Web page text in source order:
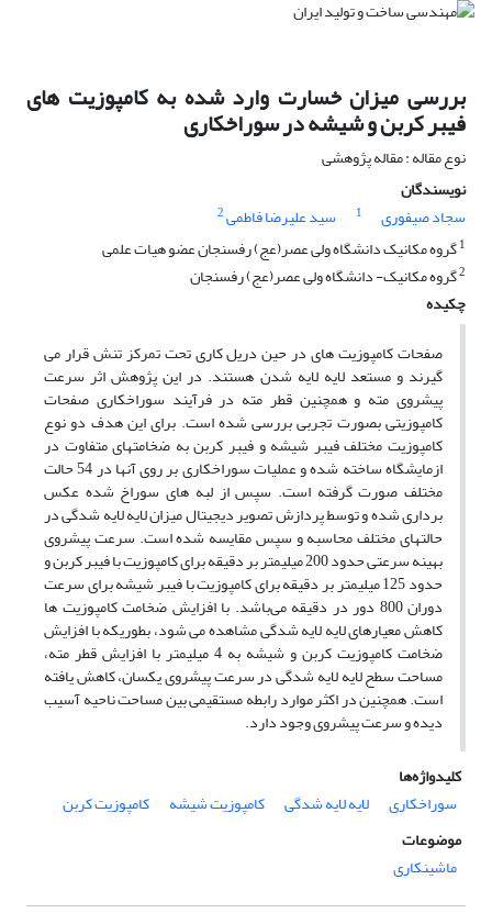
بررسی میزان خسارت وارد شده به کامپوزیت های
فیبر کربن و شیشه در سوراخکاری
نوع مقاله : مقاله پژوهشی
نویسندگان
سجاد صیفوری
1 سید علیرضا فاطمی2
1گروه مکانیک دانشگاه ولی عصر(عج) رفسنجان عضو هیات علمی
2گروه مکانیک- دانشگاه ولی عصر(عج) رفسنجان
چکیده
صفحات کامپوزیت های در حین دریل کاری تحت تمرکز تنش قرار می
گیرند و مستعد لایه لایه شدن هستند. در این پژوهش اثر سرعت
پیشروی مته و همچنین قطر مته در فرآیند سوراخکاری صفحات
کامپوزیتی بصورت تجربی بررسی شده است. برای این هدف دو نوع
کامپوزیت مختلف فیبر شیشه و فیبر کربن به ضخامتهای متفاوت در
ازمایشگاه ساخته شده و عملیات سوراخکاری بر روی آنها در 54 حالت
مختلف صورت گرفته است. سپس از لبه های سوراخ شده عکس
برداری شده و توسط پردازش تصویر دیجیتال میزان لایه لایه شدگی در
حالتهای مختلف محاسبه و سپس مقایسه شده است. سرعت پیشروی
بهینه سرعتی حدود 200 میلیمتر بر دقیقه برای کامپوزیت با فیبر کربن و
حدود 125 میلیمتر بر دقیقه برای کامپوزیت با فیبر شیشه برای سرعت
دوران 800 دور در دقیقه می‌باشد. با افزایش ضخامت کامپوزیت ها
کاهش معیارهای لایه لایه شدگی مشاهده می شود، بطوریکه با افزایش
ضخامت کامپوزیت کربن و شیشه به 4 میلیمتر با افزایش قطر مته،
مساحت سطح لایه لایه شدگی در سرعت پیشروی یکسان، کاهش یافته
است. همچنین در اکثر موارد رابطه مستقیمی بین مساحت ناحیه آسیب
دیده و سرعت پیشروی وجود دارد.
کلیدواژه‌ها
سوراخکاری
لایه لایه شدگی کامپوزیت شیشه
کامپوزیت کربن
موضوعات
ماشینکاری